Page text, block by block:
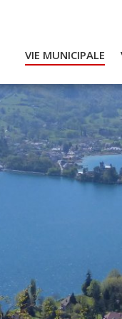
VIE MUNICIPALE
Actualités et agenda
Conseil municipal
Actes
Réglementaires
Services municipaux
Intercommunalité
Emplois / Marchés
Finances